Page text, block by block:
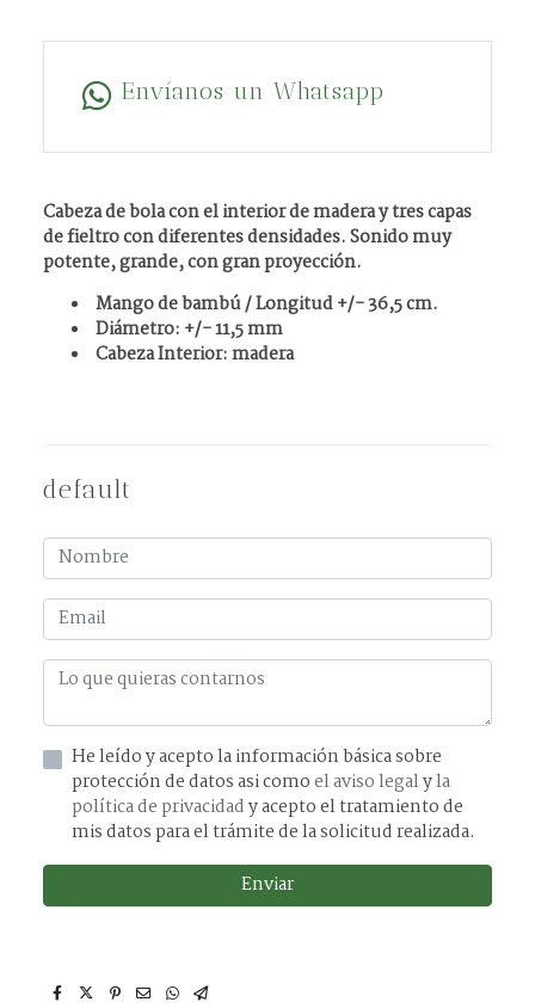
Envíanos un Whatsapp
Cabeza de bola con el interior de madera y tres capas
de fieltro con diferentes densidades. Sonido muy
potente, grande, con gran proyección.
Mango de bambú / Longitud +/- 36,5 cm.
Diámetro: +/- 11,5 mm
Cabeza Interior: madera
default
He leído y acepto la información básica sobre
protección de datos asi comoel aviso legalyla
política de privacidady acepto el tratamiento de
mis datos para el trámite de la solicitud realizada.
Enviar